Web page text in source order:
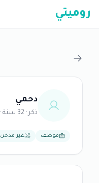
روميتي
دحمي
ذكر · 32 سنة · السعودية · الرياض
موظف غير مدخن